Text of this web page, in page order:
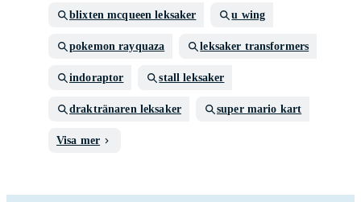
blixten mcqueen leksaker u wing
pokemon rayquaza leksaker transformers
indoraptor stall leksaker
draktränaren leksaker super mario kart
Visa mer